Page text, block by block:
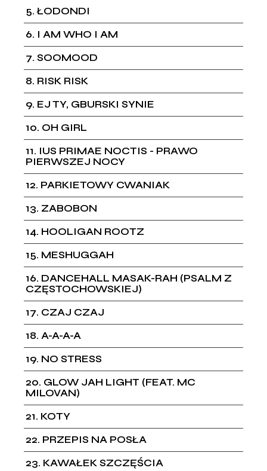
5 ŁODONDI
6 I AM WHO I AM
7 SOOMOOD
8 RISK RISK
9 EJ TY, GBURSKI SYNIE
10 OH GIRL
11 IUS PRIMAE NOCTIS - PRAWO
PIERWSZEJ NOCY
12 PARKIETOWY CWANIAK
13 ZABOBON
14 HOOLIGAN ROOTZ
15 MESHUGGAH
16 DANCEHALL MASAK-RAH (PSALM Z
CZĘSTOCHOWSKIEJ)
17 CZAJ CZAJ
18 A-A-A-A
19 NO STRESS
20 GLOW JAH LIGHT (FEAT. MC
MILOVAN)
21 KOTY
22 PRZEPIS NA POSŁA
23 KAWAŁEK SZCZĘŚCIA